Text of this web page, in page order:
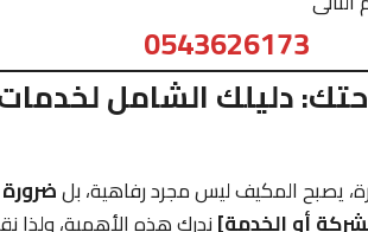
0543626173
دليلك الشامل
يصبح المكيف ليس مجرد رفاهية، بل
أو الخدمة]ندرك هذه الأهمية،